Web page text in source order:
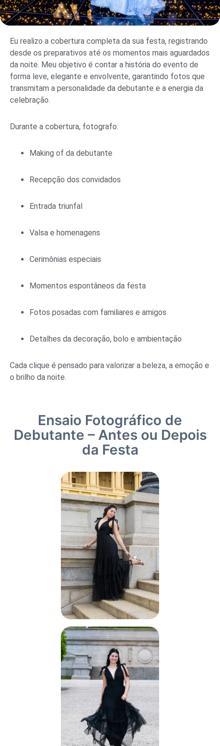
Eu realizo a cobertura completa da sua festa, registrando
desde os preparativos até os momentos mais aguardados
da noite. Meu objetivo é contar a história do evento de
forma leve, elegante e envolvente, garantindo fotos que
transmitam a personalidade da debutante e a energia da
celebração.
Durante a cobertura, fotografo:
Making of da debutante
Recepção dos convidados
Entrada triunfal
Valsa e homenagens
Cerimônias especiais
Momentos espontâneos da festa
Fotos posadas com familiares e amigos
Detalhes da decoração, bolo e ambientação
Cada clique é pensado para valorizar a beleza, a emoção e
o brilho da noite.
Ensaio Fotográfico de
Debutante – Antes ou Depois
da Festa